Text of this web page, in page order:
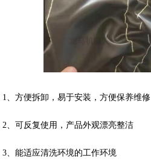
1、方便拆卸，易于安装，方便保养维修
2、可反复使用，产品外观漂亮整洁
3、能适应清洗环境的工作环境